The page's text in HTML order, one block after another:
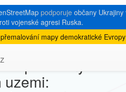
podporujeobčany Ukrajiny
vojenské agresi Ruska.
mapy demokratické
měsíce|
- problemy ve
uzemi: